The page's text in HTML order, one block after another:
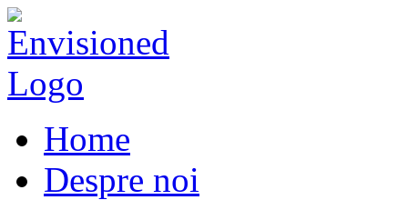
Home
Despre noi